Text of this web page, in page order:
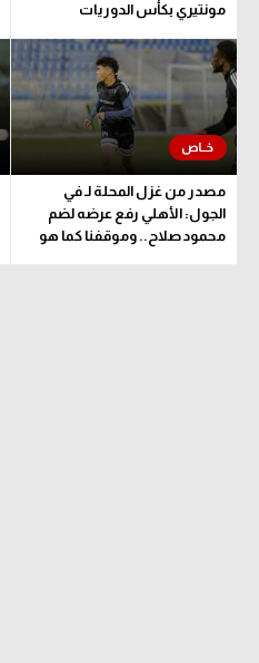
آسيا
أمريكا
ركن الألعاب
أقسام خاصة
Gamers
مونتيري بكأس الدوريات
مصدر من غزل المحلة لـ في
الجول: الأهلي رفع عرضه لضم
محمود صلاح.. وموقفنا كما هو